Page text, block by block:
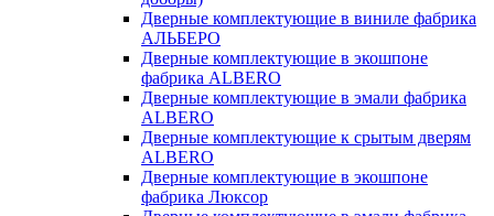
Дверные комплектующие в виниле фабрика
АЛЬБЕРО
Дверные комплектующие в экошпоне
фабрика ALBERO
Дверные комплектующие в эмали фабрика
ALBERO
Дверные комплектующие к срытым дверям
ALBERO
Дверные комплектующие в экошпоне
фабрика Люксор